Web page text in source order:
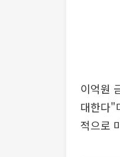
이억원
대한다"
적으로